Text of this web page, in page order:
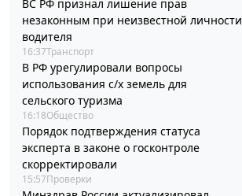
ВС РФ признал лишение прав
незаконным при неизвестной личности
водителя
16:37Транспорт
В РФ урегулировали вопросы
использования с/х земель для
сельского туризма
16:18Общество
Порядок подтверждения статуса
эксперта в законе о госконтроле
скорректировали
15:57Проверки